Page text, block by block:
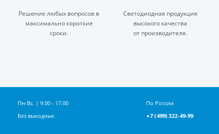
Решение любых вопросов в
максимально короткие
сроки.
Светодиодная продукция
высокого качества
от производителя.
По России
+7 (499) 322-49-99
Пн-Вс. | 9.00 - 17.00
Без выходных